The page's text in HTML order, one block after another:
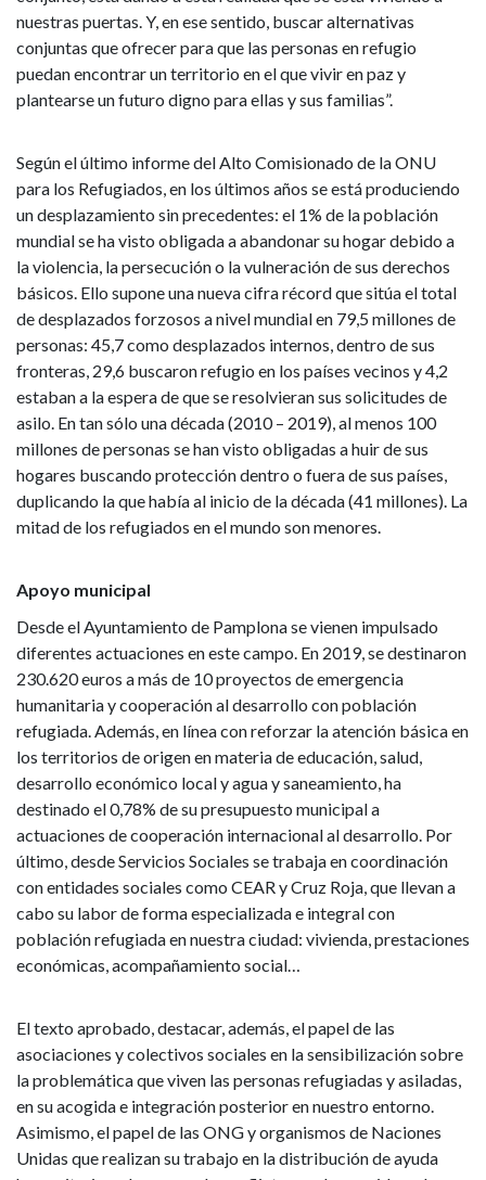
de
la
Casa
Consistorial
de
azul
nuestras puertas. Y, en ese sentido, buscar alternativas
conjuntas que ofrecer para que las personas en refugio
puedan encontrar un territorio en el que vivir en paz y
plantearse un futuro digno para ellas y sus familias”.
Según el último informe del Alto Comisionado de la ONU
para los Refugiados, en los últimos años se está produciendo
un desplazamiento sin precedentes: el 1% de la población
mundial se ha visto obligada a abandonar su hogar debido a
la violencia, la persecución o la vulneración de sus derechos
básicos. Ello supone una nueva cifra récord que sitúa el total
de desplazados forzosos a nivel mundial en 79,5 millones de
personas: 45,7 como desplazados internos, dentro de sus
fronteras, 29,6 buscaron refugio en los países vecinos y 4,2
estaban a la espera de que se resolvieran sus solicitudes de
asilo. En tan sólo una década (2010 – 2019), al menos 100
millones de personas se han visto obligadas a huir de sus
hogares buscando protección dentro o fuera de sus países,
duplicando la que había al inicio de la década (41 millones). La
mitad de los refugiados en el mundo son menores.
Apoyo municipal
Desde el Ayuntamiento de Pamplona se vienen impulsado
diferentes actuaciones en este campo. En 2019, se destinaron
230.620 euros a más de 10 proyectos de emergencia
humanitaria y cooperación al desarrollo con población
refugiada. Además, en línea con reforzar la atención básica en
los territorios de origen en materia de educación, salud,
desarrollo económico local y agua y saneamiento, ha
destinado el 0,78% de su presupuesto municipal a
actuaciones de cooperación internacional al desarrollo. Por
último, desde Servicios Sociales se trabaja en coordinación
con entidades sociales como CEAR y Cruz Roja, que llevan a
cabo su labor de forma especializada e integral con
población refugiada en nuestra ciudad: vivienda, prestaciones
económicas, acompañamiento social…
El texto aprobado, destacar, además, el papel de las
asociaciones y colectivos sociales en la sensibilización sobre
la problemática que viven las personas refugiadas y asiladas,
en su acogida e integración posterior en nuestro entorno.
Asimismo, el papel de las ONG y organismos de Naciones
Unidas que realizan su trabajo en la distribución de ayuda